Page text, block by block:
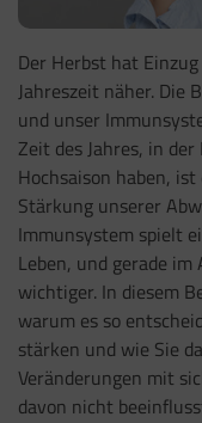
Der Herbst hat
Jahreszeit näher. Die
und unser
Zeit des Jahres, in
Hochsaison haben,
Stärkung unserer
Immunsystem spielt
Leben, und gerade
wichtiger. In diesem
warum es so
stärken und wie Sie
Veränderungen mit
davon nicht